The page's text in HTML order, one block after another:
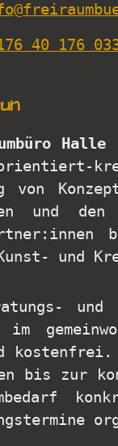
40 176
Halle
von
und den
und
im
bis zur